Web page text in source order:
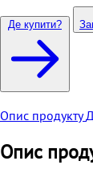
Де купити?
Опис продукту
Опис